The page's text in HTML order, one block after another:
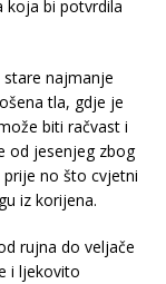
koja bi potvrdila
najmanje
tla, gdje je
biti račvast i
od jesenjeg zbog
no što cvjetni
iz korijena.
rujna do veljače
i ljekovito